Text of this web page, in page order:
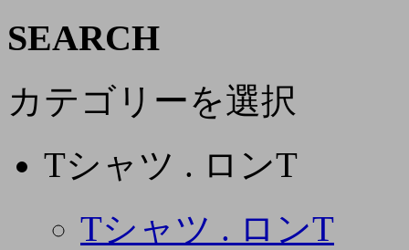
SEARCH
カテゴリーを選択
Tシャツ . ロンT
Tシャツ . ロンT